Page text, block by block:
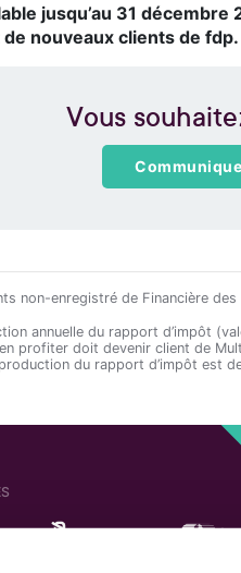
jusqu’au 31
nouveaux clients de fdp.
Vous
non-enregistré de Financière
annuelle du rapport d’impôt
profiter doit devenir client de
du rapport d’impôt est